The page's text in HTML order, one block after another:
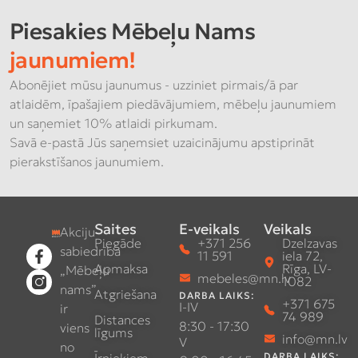
Piesakies Mēbeļu Nams
jaunumiem!
Abonējiet mūsu jaunumus - uzziniet pirmais/ā par
atlaidēm, īpašajiem piedāvājumiem, mēbeļu jaunumiem
un saņemiet 10% atlaidi pirkumam.
Savā e-pastā Jūs saņemsiet uzaicinājumu apstiprināt
pierakstīšanos jaunumiem.
Akciju
sabiedrība
„Mēbeļu
nams”
ir
viens
no
Saites
Piegāde
Apmaksa
Atgriešana
Distances
līgums
E-veikals
+371 256
11 591
mebeles@mn.lv
DARBA LAIKS:
I-IV
8:30 - 17:30
V
Veikals
Dzelzavas
iela 72,
Rīga, LV-
1082
+371 675
74 989
info@mn.lv